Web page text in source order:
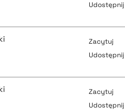
pobierz cytat
pobierz cytat
pobierz cytat
Udostępnij
pobierz cytat
Zacytuj
Udostępnij
Zacytuj
Udostępnij